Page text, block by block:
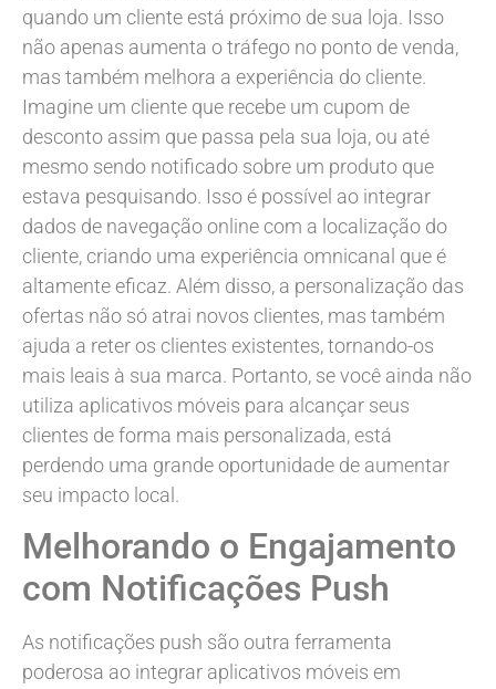
quando um cliente está próximo de sua loja. Isso
não apenas aumenta o tráfego no ponto de venda,
mas também melhora a experiência do cliente.
Imagine um cliente que recebe um cupom de
desconto assim que passa pela sua loja, ou até
mesmo sendo notificado sobre um produto que
estava pesquisando. Isso é possível ao integrar
dados de navegação online com a localização do
cliente, criando uma experiência omnicanal que é
altamente eficaz. Além disso, a personalização das
ofertas não só atrai novos clientes, mas também
ajuda a reter os clientes existentes, tornando-os
mais leais à sua marca. Portanto, se você ainda não
utiliza aplicativos móveis para alcançar seus
clientes de forma mais personalizada, está
perdendo uma grande oportunidade de aumentar
seu impacto local.
Melhorando o Engajamento
com Notificações Push
As notificações push são outra ferramenta
poderosa ao integrar aplicativos móveis em